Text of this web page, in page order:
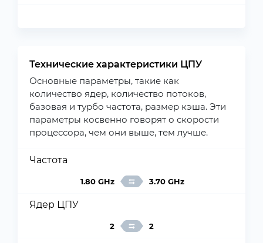
Технические характеристики ЦПУ
Основные параметры, такие как
количество ядер, количество потоков,
базовая и турбо частота, размер кэша. Эти
параметры косвенно говорят о скорости
процессора, чем они выше, тем лучше.
Частота
1.80 GHz 3.70 GHz
Ядер ЦПУ
2 2